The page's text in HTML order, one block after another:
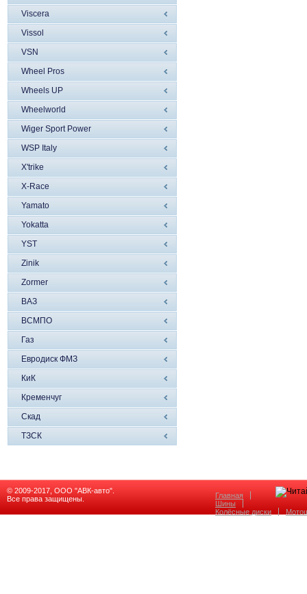
Viscera
Vissol
VSN
Wheel Pros
Wheels UP
Wheelworld
Wiger Sport Power
WSP Italy
X'trike
X-Race
Yamato
Yokatta
YST
Zinik
Zormer
ВАЗ
ВСМПО
Газ
Евродиск ФМЗ
КиК
Кременчуг
Скад
ТЗСК
© 2009-2017, ООО "АВК-авто".
Все права защищены.
Главная
Шины
Колёсные диски